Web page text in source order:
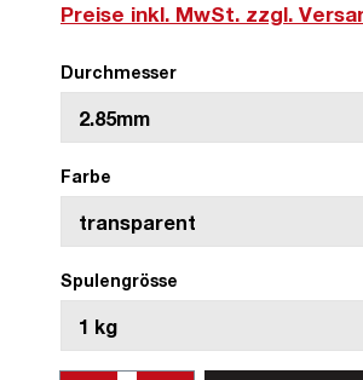
Preise inkl. MwSt. zzgl.
Durchmesser
Farbe
Spulengrösse